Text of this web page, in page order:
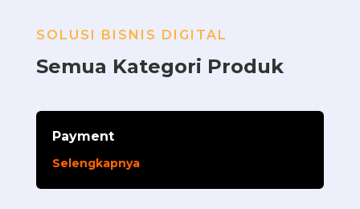
SOLUSI BISNIS DIGITAL
Semua Kategori Produk
Payment
Selengkapnya